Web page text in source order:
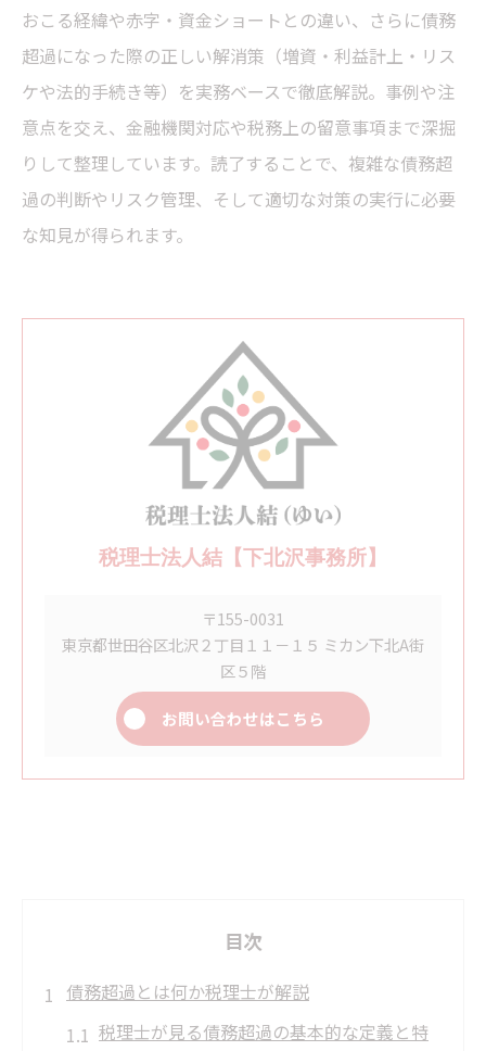
おこる経緯や赤字・資金ショートとの違い、さらに債務
超過になった際の正しい解消策（増資・利益計上・リス
ケや法的手続き等）を実務ベースで徹底解説。事例や注
意点を交え、金融機関対応や税務上の留意事項まで深掘
りして整理しています。読了することで、複雑な債務超
過の判断やリスク管理、そして適切な対策の実行に必要
な知見が得られます。
税理士法人結【下北沢事務所】
〒155-0031
東京都世田谷区北沢２丁目１１－１５ ミカン下北A街
区５階
お問い合わせはこちら
目次
債務超過とは何か税理士が解説
税理士が見る債務超過の基本的な定義と特